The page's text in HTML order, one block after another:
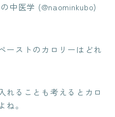
医学 (@naominkubo)
ーストのカロリーはどれ
れることも考えるとカロ
。